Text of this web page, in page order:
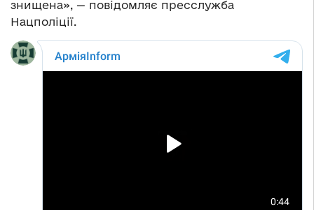
знищена», — повідомляє пресслужба
Нацполіції.